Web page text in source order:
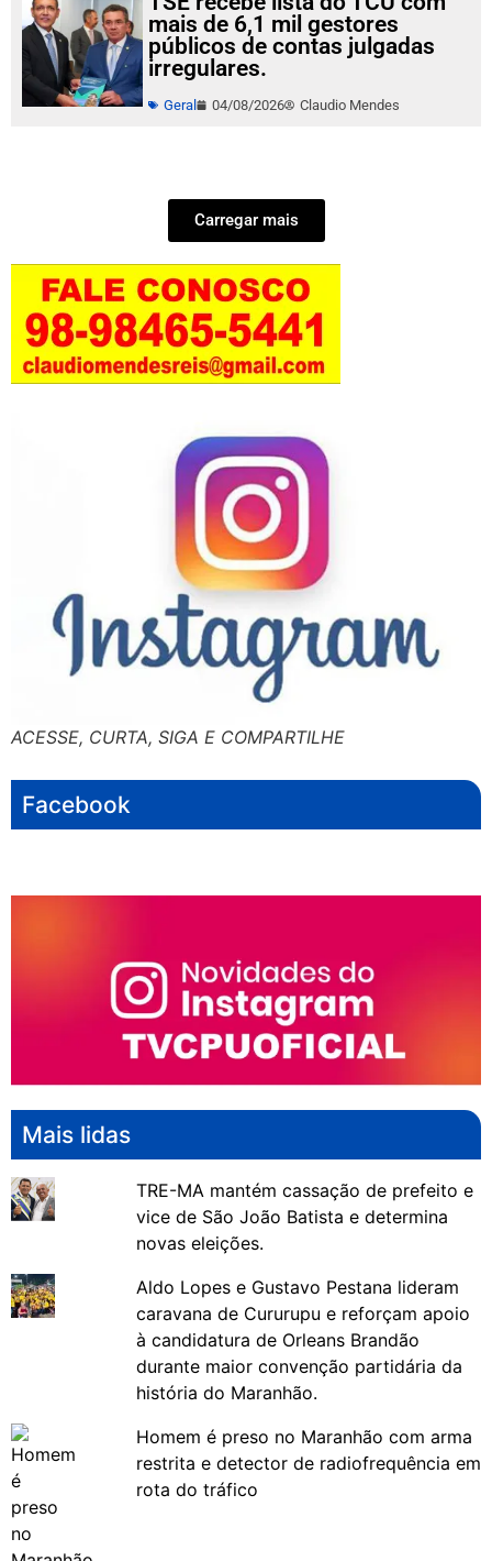
mais de 6,1 mil gestores
públicos de contas julgadas
irregulares.
Geral 04/08/2026 Claudio Mendes
Carregar mais
ACESSE, CURTA, SIGA E COMPARTILHE
Facebook
Mais lidas
TRE-MA mantém cassação de prefeito e
vice de São João Batista e determina
novas eleições.
Aldo Lopes e Gustavo Pestana lideram
caravana de Cururupu e reforçam apoio
à candidatura de Orleans Brandão
durante maior convenção partidária da
história do Maranhão.
Homem é preso no Maranhão com arma
restrita e detector de radiofrequência em
rota do tráfico